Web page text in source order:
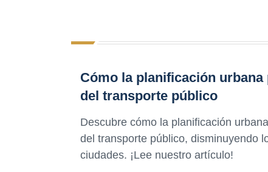
Cómo la planificación
del transporte público
Descubre cómo la planificación
del transporte público, disminuyendo
ciudades. ¡Lee nuestro artículo!